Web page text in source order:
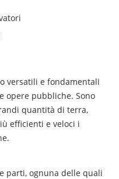
versatili e fondamentali
opere pubbliche. Sono
quantità di terra,
efficienti e veloci i
parti, ognuna delle quali